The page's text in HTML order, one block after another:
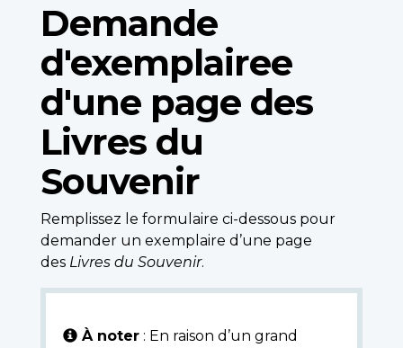
Demande
d'exemplairee
d'une page des
Livres du
Souvenir
Remplissez le formulaire ci-dessous pour
demander un exemplaire d’une page
des Livres du Souvenir.
À noter : En raison d’un grand